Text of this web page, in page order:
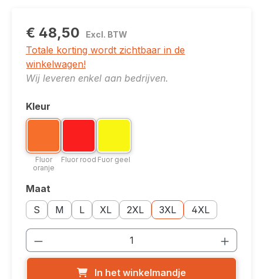
€ 48,50 Excl. BTW
Totale korting wordt zichtbaar in de
winkelwagen!
Wij leveren enkel aan bedrijven.
Selecteer
Kleur
Kleuroptie: Fluor oranje
Fluor
oranje
Kleuroptie: Fluor rood
Fluor rood
Kleuroptie: Fuor geel
Fuor geel
Selecteer
Maat
S
Maatoptie: S
M
Maatoptie: M
L
Maatoptie: L
XL
Maatoptie: XL
2XL
Maatoptie: 2XL
3XL
Maatoptie: 3XL
4XL
Maatoptie: 4XL
Producthoeveelheid: Voer de
In het winkelmandje